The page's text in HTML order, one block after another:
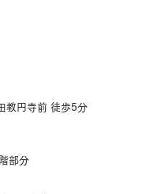
教円寺前 徒歩5分
部分